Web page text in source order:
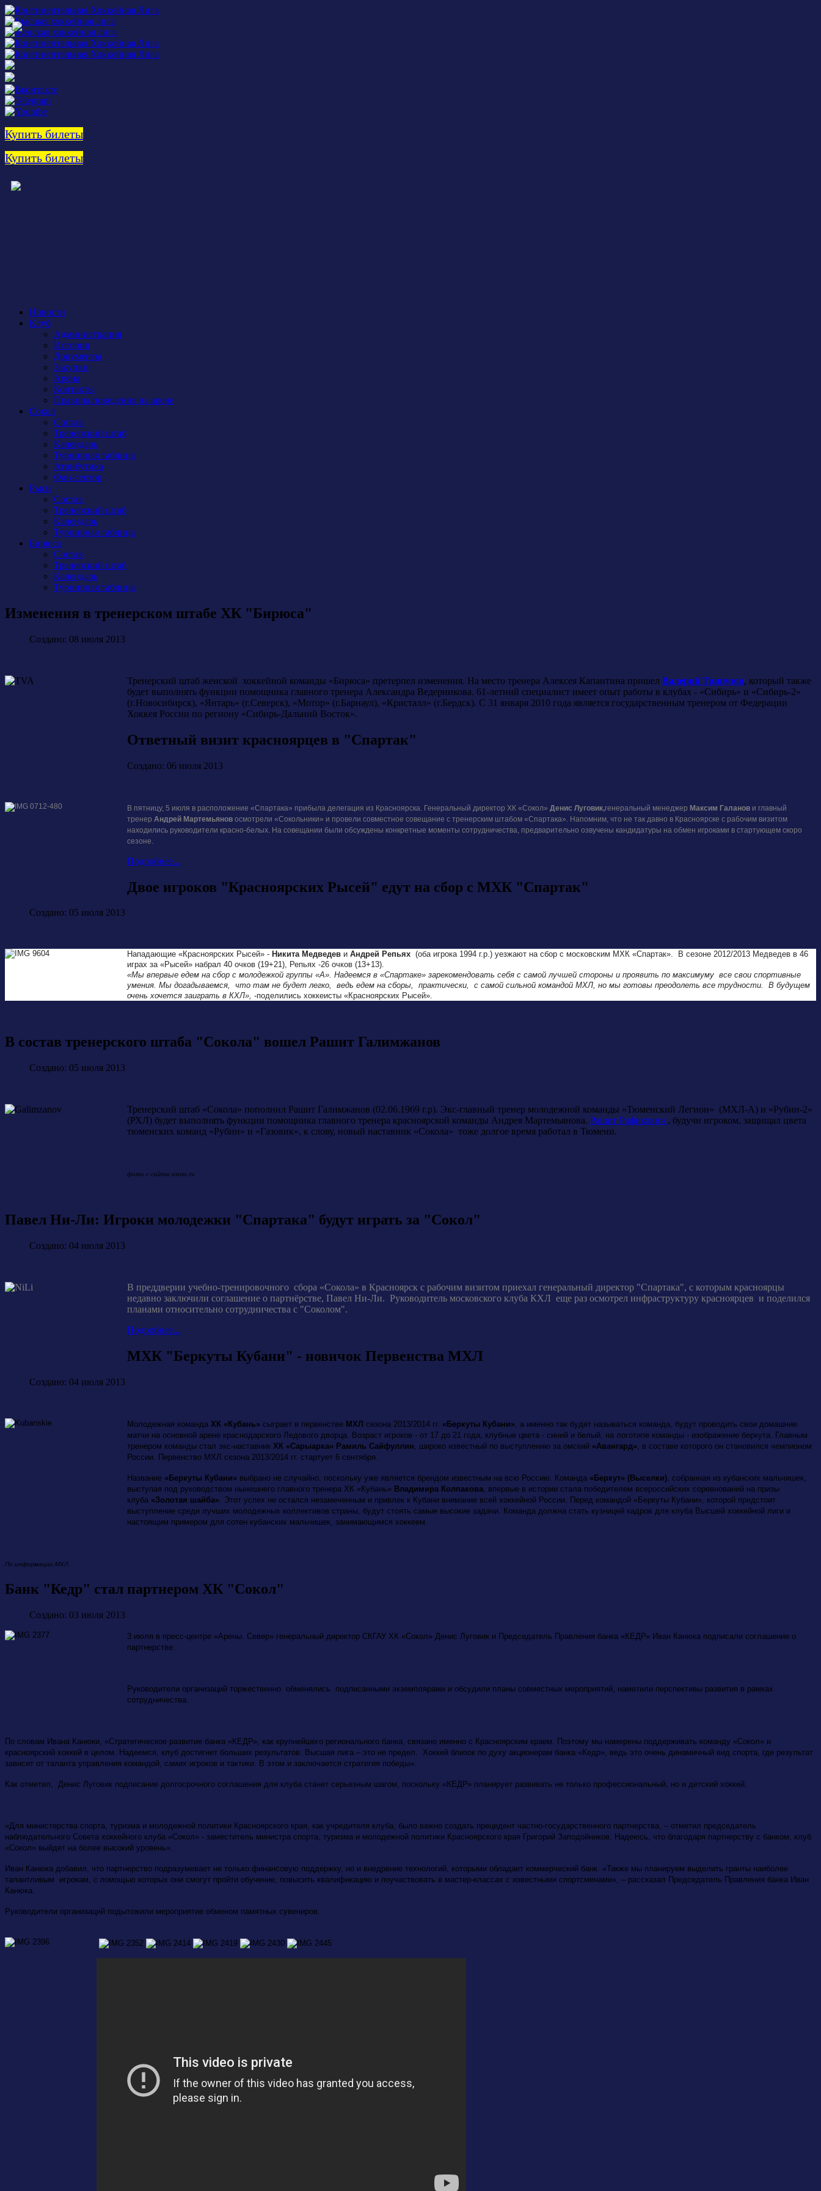
Купить билеты
Купить билеты
Новости
Клуб
Администрация
История
Документы
Закупки
Арена
Контакты
Правила поведения на арене
Сокол
Состав
Тренерский штаб
Календарь
Турнирная таблица
Атрибутика
Фан-сектор
Рыси
Состав
Тренерский штаб
Календарь
Турнирная таблица
Бирюса
Состав
Тренерский штаб
Календарь
Турнирная таблица
Изменения в тренерском штабе ХК "Бирюса"
Создано: 08 июля 2013
Тренерский штаб женской хоккейной команды «Бирюса» претерпел изменения. На место тренера Алексея Капантина пришел Валерий Трипузов, который также
будет выполнять функции помощника главного тренера Александра Ведерникова. 61-летний специалист имеет опыт работы в клубах - «Сибирь» и «Сибирь-2»
(г.Новосибирск), «Янтарь» (г.Северск), «Мотор» (г.Барнаул), «Кристалл» (г.Бердск). С 31 января 2010 года является государственным тренером от Федерации
Хоккея России по региону «Сибирь-Дальний Восток».
Ответный визит красноярцев в "Спартак"
Создано: 06 июля 2013
В пятницу, 5 июля в расположение «Спартака» прибыла делегация из Красноярска. Генеральный директор ХК «Сокол» Денис Луговик,генеральный менеджер Максим Галанов и главный
тренер Андрей Мартемьянов осмотрели «Сокольники» и провели совместное совещание с тренерским штабом «Спартака». Напомним, что не так давно в Красноярске с рабочим визитом
находились руководители красно-белых. На совещании были обсуждены конкретные моменты сотрудничества, предварительно озвучены кандидатуры на обмен игроками в стартующем скоро
сезоне.
Подробнее...
Двое игроков "Красноярских Рысей" едут на сбор с МХК "Спартак"
Создано: 05 июля 2013
Нападающие «Красноярских Рысей» - Никита Медведев и Андрей Репьях (оба игрока 1994 г.р.) уезжают на сбор с московским МХК «Спартак». В сезоне 2012/2013 Медведев в 46
играх за «Рысей» набрал 40 очков (19+21), Репьях -26 очков (13+13).
«Мы впервые едем на сбор с молодежкой группы «А». Надеемся в «Спартаке» зарекомендовать себя с самой лучшей стороны и проявить по максимуму все свои спортивные
умения. Мы догадываемся, что там не будет легко, ведь едем на сборы, практически, с самой сильной командой МХЛ, но мы готовы преодолеть все трудности. В будущем
очень хочется заиграть в КХЛ», -поделились хоккеисты «Красноярских Рысей».
В состав тренерского штаба "Сокола" вошел Рашит Галимжанов
Создано: 05 июля 2013
Тренерский штаб «Сокола» пополнил Рашит Галимжанов (02.06.1969 г.р). Экс-главный тренер молодежной команды «Тюменский Легион» (МХЛ-А) и «Рубин-2»
(РХЛ) будет выполнять функции помощника главного тренера красноярской команды Андрея Мартемьянова. Рашит Рафикович , будучи игроком, защищал цвета
тюменских команд «Рубин» и «Газовик», к слову, новый наставник «Сокола» тоже долгое время работал в Тюмени.
фото c сайта asnta.ru
Павел Ни-Ли: Игроки молодежки "Спартака" будут играть за "Сокол"
Создано: 04 июля 2013
В преддверии учебно-тренировочного сбора «Сокола» в Красноярск с рабочим визитом приехал генеральный директор "Спартака", с которым красноярцы
недавно заключили соглашение о партнёрстве, Павел Ни-Ли. Руководитель московского клуба КХЛ еще раз осмотрел инфраструктуру красноярцев и поделился
планами относительно сотрудничества с "Соколом".
Подробнее...
МХК "Беркуты Кубани" - новичок Первенства МХЛ
Создано: 04 июля 2013
Молодежная команда ХК «Кубань» сыграет в первенстве МХЛ сезона 2013/2014 гг. «Беркуты Кубани» , а именно так будет называться команда, будут проводить свои домашние
матчи на основной арене краснодарского Ледового дворца. Возраст игроков - от 17 до 21 года, клубные цвета - синий и белый, на логотипе команды - изображение беркута. Главным
тренером команды стал экс-наставник ХК «Сарыарка» Рамиль Сайфуллин , широко известный по выступлению за омский «Авангард» , в составе которого он становился чемпионом
России. Первенство МХЛ сезона 2013/2014 гг. стартует 6 сентября.
Название «Беркуты Кубани» выбрано не случайно, поскольку уже является брендом известным на всю Россию. Команда «Беркут» (Выселки) , собранная из кубанских мальчишек,
выступая под руководством нынешнего главного тренера ХК «Кубань» Владимира Колпакова , впервые в истории стала победителем всероссийских соревнований на призы
клуба «Золотая шайба» . Этот успех не остался незамеченным и привлек к Кубани внимание всей хоккейной России. Перед командой «Беркуты Кубани», которой предстоит
выступление среди лучших молодежных коллективов страны, будут стоять самые высокие задачи. Команда должна стать кузницей кадров для клуба Высшей хоккейной лиги и
настоящим примером для сотен кубанских мальчишек, занимающимся хоккеем.
По информации МХЛ.
Банк "Кедр" стал партнером ХК "Сокол"
Создано: 03 июля 2013
3 июля в пресс-центре «Арены. Север» генеральный директор СКГАУ ХК «Сокол» Денис Луговик и Председатель Правления банка «КЕДР» Иван Канюка подписали соглашение о
партнерстве.
Руководители организаций торжественно обменялись подписанными экземплярами и обсудили планы совместных мероприятий, наметили перспективы развития в рамках
сотрудничества.
По словам Ивана Канюки, «Стратегическое развитие банка «КЕДР», как крупнейшего регионального банка, связано именно с Красноярским краем. Поэтому мы намерены поддерживать команду «Сокол» и
красноярский хоккей в целом. Надеемся, клуб достигнет больших результатов. Высшая лига – это не предел. Хоккей близок по духу акционерам банка «Кедр», ведь это очень динамичный вид спорта, где результат
зависит от таланта управления командой, самих игроков и тактики. В этом и заключается стратегия победы».
Как отметил, Денис Луговик подписание долгосрочного соглашения для клуба станет серьезным шагом, поскольку «КЕДР» планирует развивать не только профессиональный, но и детский хоккей.
«Для министерства спорта, туризма и молодежной политики Красноярского края, как учредителя клуба, было важно создать прецедент частно-государственного партнерства, – отметил председатель
наблюдательного Совета хоккейного клуба «Сокол» - заместитель министра спорта, туризма и молодежной политики Красноярского края Григорий Заподойников. Надеюсь, что благодаря партнерству с банком, клуб
«Сокол» выйдет на более высокий уровень».
Иван Канюка добавил, что партнерство подразумевает не только финансовую поддержку, но и внедрение технологий, которыми обладает коммерческий банк. «Также мы планируем выделить гранты наиболее
талантливым игрокам, с помощью которых они смогут пройти обучение, повысить квалификацию и поучаствовать в мастер-классах с известными спортсменами», – рассказал Председатель Правления банка Иван
Канюка.
Руководители организаций подытожили мероприятие обменом памятных сувениров.